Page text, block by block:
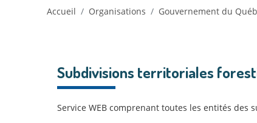
Accueil Organisations Gouvernement du
Subdivisions territoriales
Service WEB comprenant toutes les entités des